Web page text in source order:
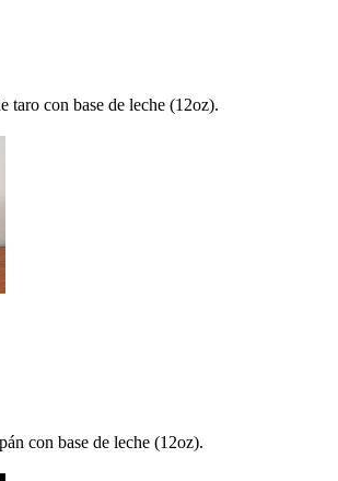
taro con base de leche (12oz).
con base de leche (12oz).